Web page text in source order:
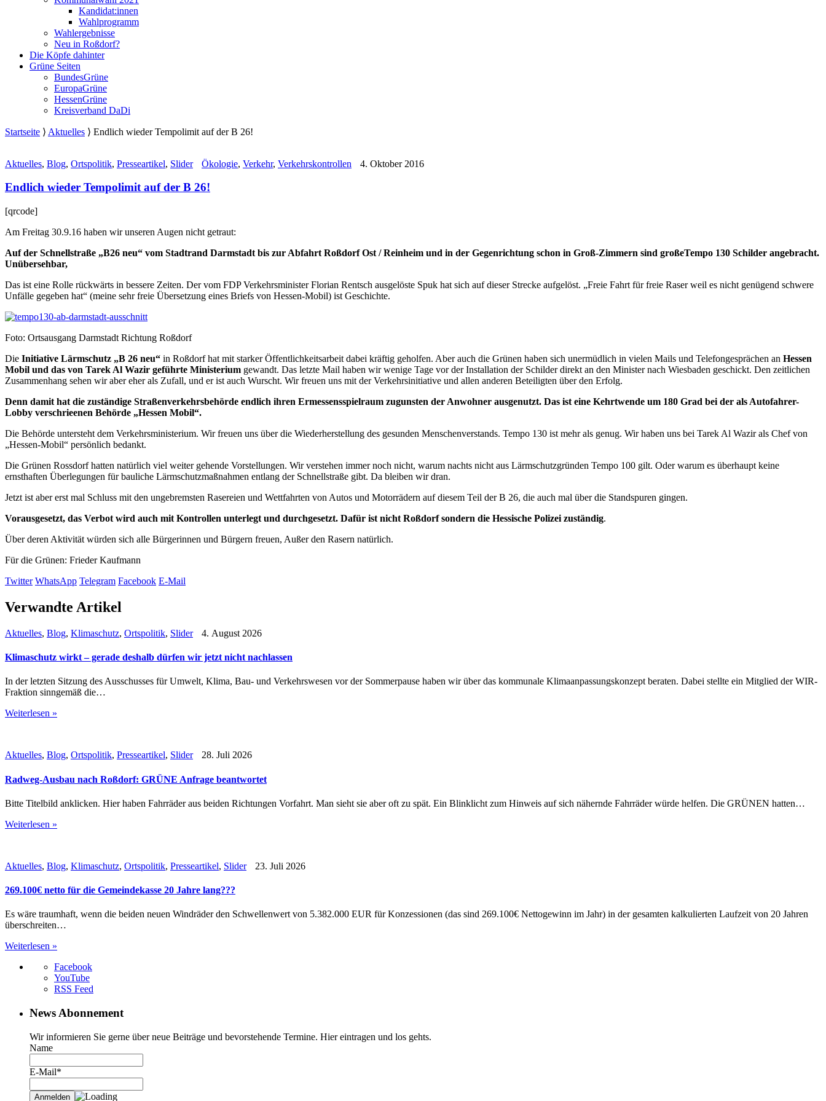
Kandidat:innen
Wahlprogramm
Wahlergebnisse
Neu in Roßdorf?
Die Köpfe dahinter
Grüne Seiten
BundesGrüne
EuropaGrüne
HessenGrüne
Kreisverband DaDi
Startseite ⟩ Aktuelles ⟩ Endlich wieder Tempolimit auf der B 26!
Aktuelles, Blog, Ortspolitik, Presseartikel, Slider Ökologie, Verkehr, Verkehrskontrollen 4. Oktober 2016
Endlich wieder Tempolimit auf der B 26!
[qrcode]
Am Freitag 30.9.16 haben wir unseren Augen nicht getraut:
Auf der Schnellstraße „B26 neu“ vom Stadtrand Darmstadt bis zur Abfahrt Roßdorf Ost / Reinheim und in der Gegenrichtung schon in Groß-Zimmern sind großeTempo 130 Schilder angebracht.
Unübersehbar,
Das ist eine Rolle rückwärts in bessere Zeiten. Der vom FDP Verkehrsminister Florian Rentsch ausgelöste Spuk hat sich auf dieser Strecke aufgelöst. „Freie Fahrt für freie Raser weil es nicht genügend schwere
Unfälle gegeben hat“ (meine sehr freie Übersetzung eines Briefs von Hessen-Mobil) ist Geschichte.
Foto: Ortsausgang Darmstadt Richtung Roßdorf
Die Initiative Lärmschutz „B 26 neu“ in Roßdorf hat mit starker Öffentlichkeitsarbeit dabei kräftig geholfen. Aber auch die Grünen haben sich unermüdlich in vielen Mails und Telefongesprächen an Hessen
Mobil und das von Tarek Al Wazir geführte Ministerium gewandt. Das letzte Mail haben wir wenige Tage vor der Installation der Schilder direkt an den Minister nach Wiesbaden geschickt. Den zeitlichen
Zusammenhang sehen wir aber eher als Zufall, und er ist auch Wurscht. Wir freuen uns mit der Verkehrsinitiative und allen anderen Beteiligten über den Erfolg.
Denn damit hat die zuständige Straßenverkehrsbehörde endlich ihren Ermessensspielraum zugunsten der Anwohner ausgenutzt. Das ist eine Kehrtwende um 180 Grad bei der als Autofahrer-
Lobby verschrieenen Behörde „Hessen Mobil“.
Die Behörde untersteht dem Verkehrsministerium. Wir freuen uns über die Wiederherstellung des gesunden Menschenverstands. Tempo 130 ist mehr als genug. Wir haben uns bei Tarek Al Wazir als Chef von
„Hessen-Mobil“ persönlich bedankt.
Die Grünen Rossdorf hatten natürlich viel weiter gehende Vorstellungen. Wir verstehen immer noch nicht, warum nachts nicht aus Lärmschutzgründen Tempo 100 gilt. Oder warum es überhaupt keine
ernsthaften Überlegungen für bauliche Lärmschutzmaßnahmen entlang der Schnellstraße gibt. Da bleiben wir dran.
Jetzt ist aber erst mal Schluss mit den ungebremsten Rasereien und Wettfahrten von Autos und Motorrädern auf diesem Teil der B 26, die auch mal über die Standspuren gingen.
Vorausgesetzt, das Verbot wird auch mit Kontrollen unterlegt und durchgesetzt. Dafür ist nicht Roßdorf sondern die Hessische Polizei zuständig.
Über deren Aktivität würden sich alle Bürgerinnen und Bürgern freuen, Außer den Rasern natürlich.
Für die Grünen: Frieder Kaufmann
Twitter WhatsApp Telegram Facebook E-Mail
Verwandte Artikel
Aktuelles, Blog, Klimaschutz, Ortspolitik, Slider 4. August 2026
Klimaschutz wirkt – gerade deshalb dürfen wir jetzt nicht nachlassen
In der letzten Sitzung des Ausschusses für Umwelt, Klima, Bau- und Verkehrswesen vor der Sommerpause haben wir über das kommunale Klimaanpassungskonzept beraten. Dabei stellte ein Mitglied der WIR-
Fraktion sinngemäß die…
Weiterlesen »
Aktuelles, Blog, Ortspolitik, Presseartikel, Slider 28. Juli 2026
Radweg-Ausbau nach Roßdorf: GRÜNE Anfrage beantwortet
Bitte Titelbild anklicken. Hier haben Fahrräder aus beiden Richtungen Vorfahrt. Man sieht sie aber oft zu spät. Ein Blinklicht zum Hinweis auf sich nähernde Fahrräder würde helfen. Die GRÜNEN hatten…
Weiterlesen »
Aktuelles, Blog, Klimaschutz, Ortspolitik, Presseartikel, Slider 23. Juli 2026
269.100€ netto für die Gemeindekasse 20 Jahre lang???
Es wäre traumhaft, wenn die beiden neuen Windräder den Schwellenwert von 5.382.000 EUR für Konzessionen (das sind 269.100€ Nettogewinn im Jahr) in der gesamten kalkulierten Laufzeit von 20 Jahren
überschreiten…
Weiterlesen »
Facebook
YouTube
RSS Feed
News Abonnement
Wir informieren Sie gerne über neue Beiträge und bevorstehende Termine. Hier eintragen und los gehts.
Name
E-Mail*